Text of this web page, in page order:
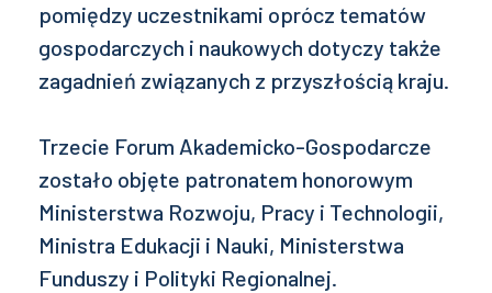
pomiędzy uczestnikami oprócz tematów
gospodarczych i naukowych dotyczy także
zagadnień związanych z przyszłością kraju.
Trzecie Forum Akademicko-Gospodarcze
zostało objęte patronatem honorowym
Ministerstwa Rozwoju, Pracy i Technologii,
Ministra Edukacji i Nauki, Ministerstwa
Funduszy i Polityki Regionalnej.